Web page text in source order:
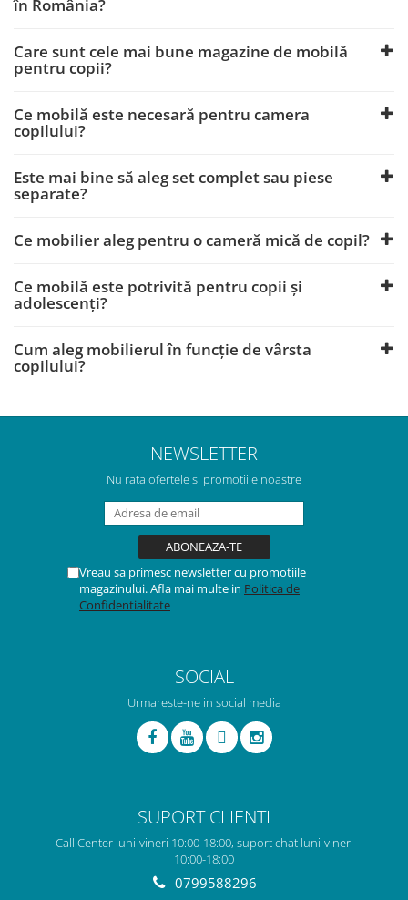
în România?
Care sunt cele mai bune magazine de mobilă
pentru copii?
Ce mobilă este necesară pentru camera
copilului?
Este mai bine să aleg set complet sau piese
separate?
Ce mobilier aleg pentru o cameră mică de copil?
Ce mobilă este potrivită pentru copii și
adolescenți?
Cum aleg mobilierul în funcție de vârsta
copilului?
NEWSLETTER
Nu rata ofertele si promotiile noastre
Vreau sa primesc newsletter cu promotiile
magazinului. Afla mai multe in Politica de
Confidentialitate
SOCIAL
Urmareste-ne in social media
SUPORT CLIENTI
Call Center luni-vineri 10:00-18:00, suport chat luni-vineri
10:00-18:00
0799588296